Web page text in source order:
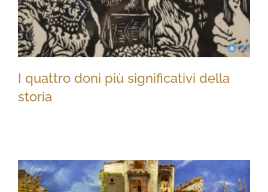
I quattro doni più significativi della
storia